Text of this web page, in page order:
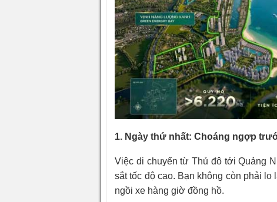
1. Ngày thứ nhất: Choáng ngợp
Việc di chuyển từ Thủ đô tới Quảng
sắt tốc độ cao. Bạn không còn phải
ngồi xe hàng giờ đồng hồ.